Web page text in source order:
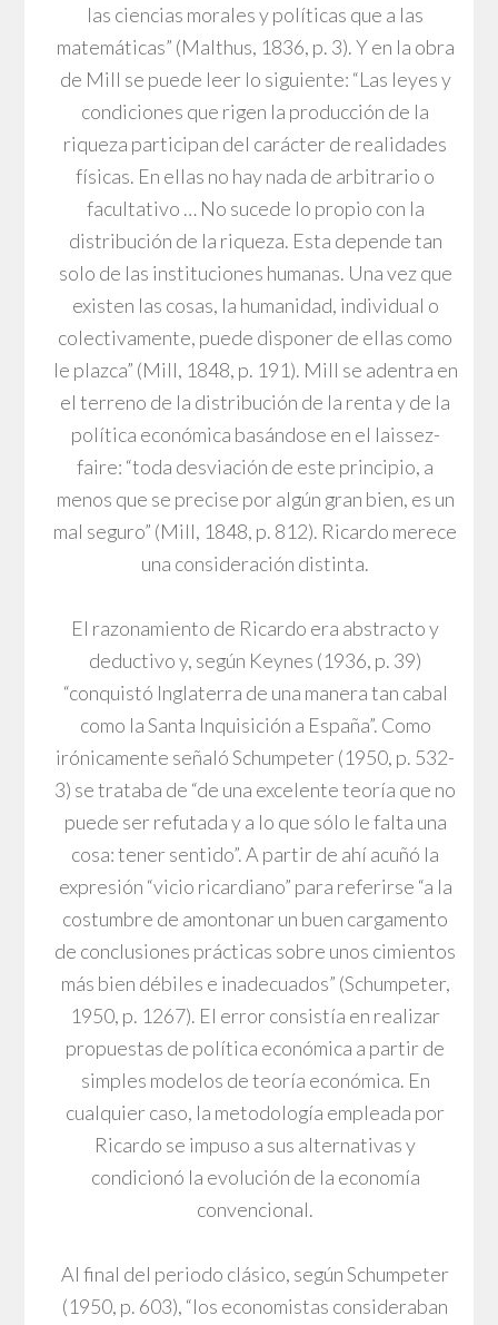
las ciencias morales y políticas que a las
matemáticas” (Malthus, 1836, p. 3). Y en la obra
de Mill se puede leer lo siguiente: “Las leyes y
condiciones que rigen la producción de la
riqueza participan del carácter de realidades
físicas. En ellas no hay nada de arbitrario o
facultativo … No sucede lo propio con la
distribución de la riqueza. Esta depende tan
solo de las instituciones humanas. Una vez que
existen las cosas, la humanidad, individual o
colectivamente, puede disponer de ellas como
le plazca” (Mill, 1848, p. 191). Mill se adentra en
el terreno de la distribución de la renta y de la
política económica basándose en el laissez-
faire: “toda desviación de este principio, a
menos que se precise por algún gran bien, es un
mal seguro” (Mill, 1848, p. 812). Ricardo merece
una consideración distinta.
El razonamiento de Ricardo era abstracto y
deductivo y, según Keynes (1936, p. 39)
“conquistó Inglaterra de una manera tan cabal
como la Santa Inquisición a España”. Como
irónicamente señaló Schumpeter (1950, p. 532-
3) se trataba de “de una excelente teoría que no
puede ser refutada y a lo que sólo le falta una
cosa: tener sentido”. A partir de ahí acuñó la
expresión “vicio ricardiano” para referirse “a la
costumbre de amontonar un buen cargamento
de conclusiones prácticas sobre unos cimientos
más bien débiles e inadecuados” (Schumpeter,
1950, p. 1267). El error consistía en realizar
propuestas de política económica a partir de
simples modelos de teoría económica. En
cualquier caso, la metodología empleada por
Ricardo se impuso a sus alternativas y
condicionó la evolución de la economía
convencional.
Al final del periodo clásico, según Schumpeter
(1950, p. 603), “los economistas consideraban